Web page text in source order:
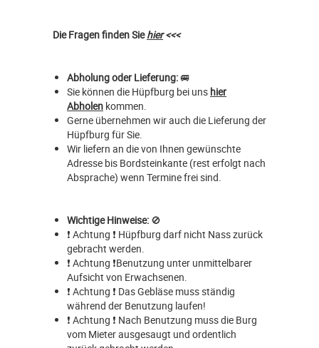
Die Fragen finden Siehier<<<
Abholung oder Lieferung:🚐
Sie können die Hüpfburg bei uns hier
Abholen kommen.
Gerne übernehmen wir auch die Lieferung der
Hüpfburg für Sie.
Wir liefern an die von Ihnen gewünschte
Adresse bis Bordsteinkante (rest erfolgt nach
Absprache) wenn Termine frei sind.
Wichtige Hinweise: 🚫
❗ Achtung ❗ Hüpfburg darf nicht Nass zurück
gebracht werden.
❗ Achtung ❗Benutzung unter unmittelbarer
Aufsicht von Erwachsenen.
❗ Achtung ❗ Das Gebläse muss ständig
während der Benutzung laufen!
❗ Achtung ❗ Nach Benutzung muss die Burg
vom Mieter ausgesaugt und ordentlich